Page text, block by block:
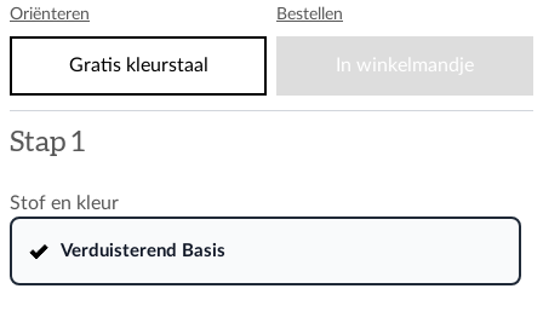
Bijvoorbeeld, voor een rolgordijn tot en met 100 cm
hoogte geldt: aan de bedieningskant is 21 mm nodig voor
de ketting en aan de andere kant 13 mm. In totaal zal er
bij 34 mm geen stof hangen.
Oriënteren Bestellen
Gratis kleurstaal In winkelmandje
Stap 1
Stof en kleur
Verduisterend Basis